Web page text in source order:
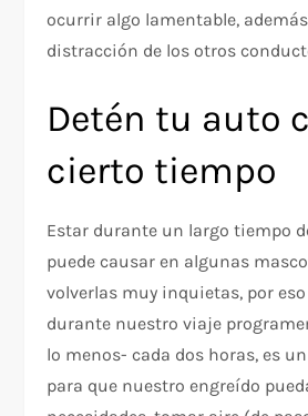
ocurrir algo lamentable,
distracción de los otros
Detén tu auto
cierto tiempo
Estar durante un largo tiempo
puede causar en algunas
volverlas muy inquietas, por
durante nuestro viaje
lo menos- cada dos horas, es
para que nuestro engreído